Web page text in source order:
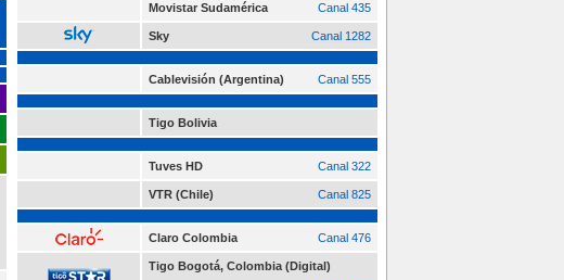
Movistar Sudamérica Canal 435
Sky Canal 1282
Cablevisión (Argentina) Canal 555
Tigo Bolivia
Tuves HD Canal 322
VTR (Chile) Canal 825
Claro Colombia Canal 476
Tigo Bogotá, Colombia (Digital)